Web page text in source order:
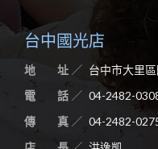
台中國光店
地 址
台中市大里
電 話
04-2482-
傳 真
04-2482-